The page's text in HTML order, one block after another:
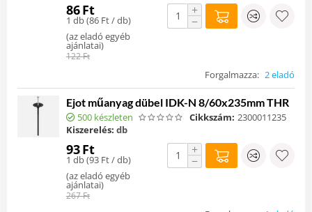
86Ft
1 db (86 Ft/ db)
(az eladó egyéb
ajánlatai)
122Ft
+
−
Forgalmazza: 2 eladó
Ejot műanyag dübel IDK-N 8/60x235mm THR
500 készleten Cikkszám: 2300011235
Kiszerelés: db
93Ft
1 db (93 Ft/ db)
(az eladó egyéb
ajánlatai)
267Ft
+
−